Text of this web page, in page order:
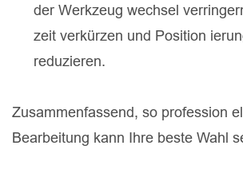
der Werkzeug wechsel
zeit verkürzen und Position
reduzieren.
Zusammenfassend, so profession
Bearbeitung kann Ihre beste Wahl